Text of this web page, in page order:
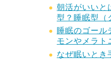
朝活がいいと
型？睡眠型（
睡眠のゴール
モンやメラト
なぜ眠いとき